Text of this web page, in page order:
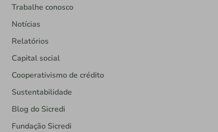
Trabalhe conosco
Notícias
Relatórios
Capital social
Cooperativismo de crédito
Sustentabilidade
Blog do Sicredi
Fundação Sicredi